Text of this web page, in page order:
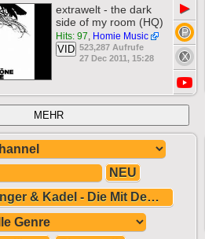
extrawelt - the dark
side of my room (HQ)
Hits: 97, Homie Music
VID 523,287 Aufrufe
27 Dec 2011, 15:28
▶
MEHR
NEU
Abonniere: Finger & Kadel - Die Mit Dem Roten Halsband (Original Mix)